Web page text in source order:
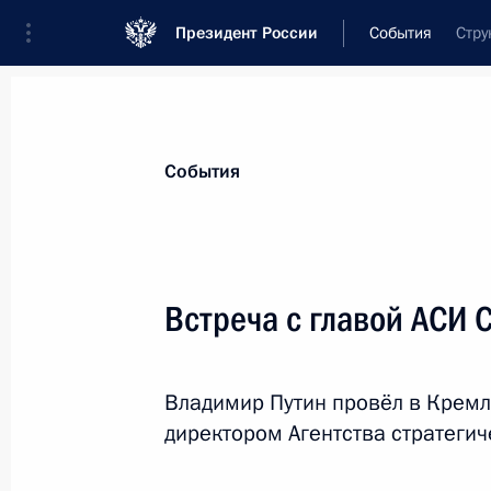
Президент России События
Новости
Послания Федеральному Собранию
Совещания, заседания, рабочие встречи
Речи и обращения
События
Встреча с главой АСИ
Владимир Путин провёл в
директором Агентства